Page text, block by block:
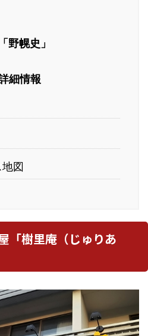
野幌史」
細情報
図
「樹里庵（じゅりあ